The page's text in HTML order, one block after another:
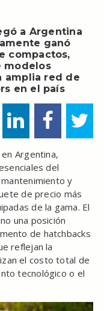
a Argentina
ganó
compactos,
modelos
amplia red de
en el país
Argentina,
del
y
de precio más
de la gama. El
una posición
de hatchbacks
reflejan la
el costo total de
tecnológico o el